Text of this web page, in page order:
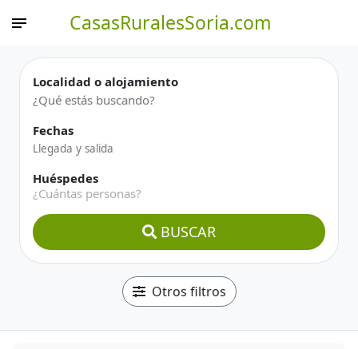
CasasRuralesSoria.com
Localidad o alojamiento
Fechas
Huéspedes
¿Cuántas personas?
BUSCAR
Otros filtros